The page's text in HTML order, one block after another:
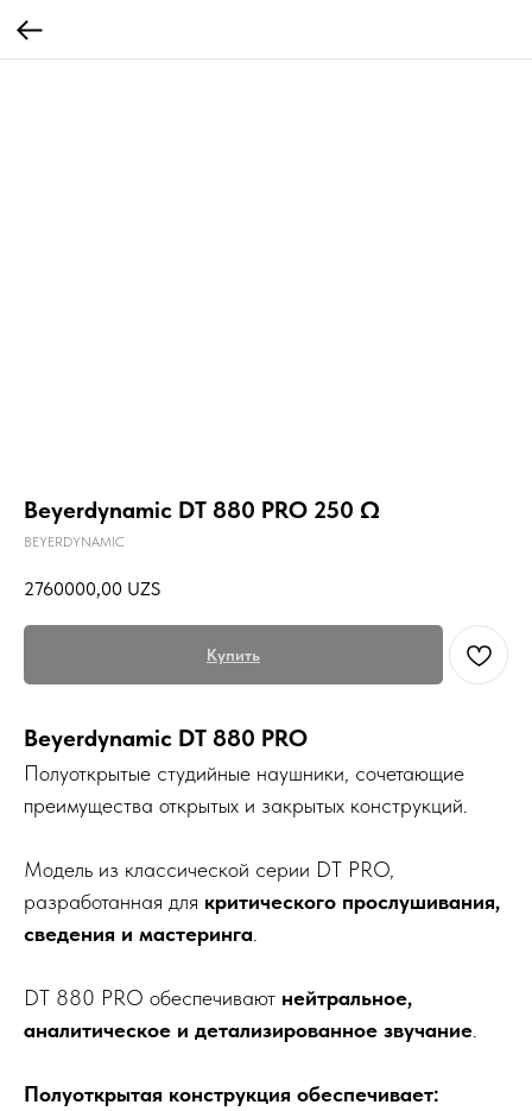
Beyerdynamic DT 880 PRO 250 Ω
BEYERDYNAMIC
2760000,00 UZS
Купить
Beyerdynamic DT 880 PRO
Полуоткрытые студийные наушники, сочетающие
преимущества открытых и закрытых конструкций.
Модель из классической серии DT PRO,
разработанная для критического прослушивания,
сведения и мастеринга
DT 880 PRO обеспечивают нейтральное,
аналитическое и детализированное звучание
Полуоткрытая конструкция обеспечивает: